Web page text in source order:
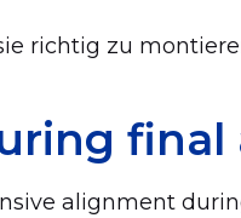
richtig zu
final
alignment